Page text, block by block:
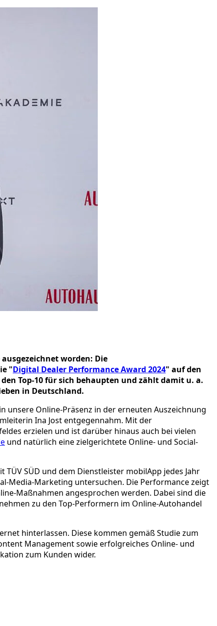
worden: Die
"Digital Dealer Performance Award 2024" auf den
Top-10 für sich behaupten und zählt damit u. a.
in Deutschland.
unsere Online-Präsenz in der erneuten Auszeichnung
Ina Jost entgegennahm. Mit der
erzielen und ist darüber hinaus auch bei vielen
und natürlich eine zielgerichtete Online- und Social-
SÜD und dem Dienstleister mobilApp jedes Jahr
Media-Marketing untersuchen. Die Performance zeigt
Maßnahmen angesprochen werden. Dabei sind die
zu den Top-Performern im Online-Autohandel
hinterlassen. Diese kommen gemäß Studie zum
Management sowie erfolgreiches Online- und
zum Kunden wider.